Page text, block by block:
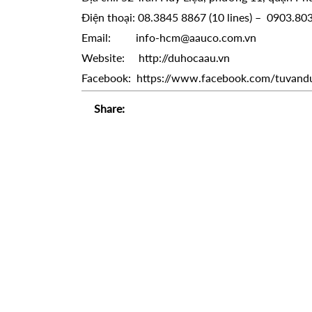
Điện thoại: 08.3845 8867 (10 lines) –
Email: info-hcm@aauco.com.vn
Website: http://duhocaau.vn
Facebook: https://www.facebook.com/
Share: